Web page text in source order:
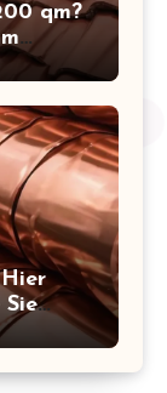
qm?